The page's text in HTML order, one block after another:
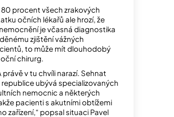
procent všech zrakových
očních lékařů ale hrozí, že
je včasná diagnostika
zjištění vážných
to může mít dlouhodobý
chirurg.
v tu chvíli narazí. Sehnat
ubývá specializovaných
nemocnic a některých
pacienti s akutními obtížemi
zařízení,“ popsal situaci Pavel